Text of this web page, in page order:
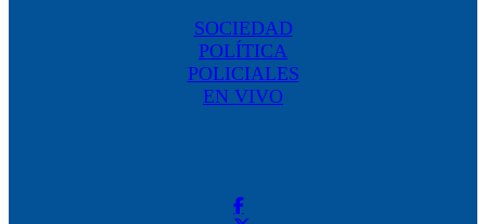
SOCIEDAD
POLÍTICA
POLICIALES
EN VIVO